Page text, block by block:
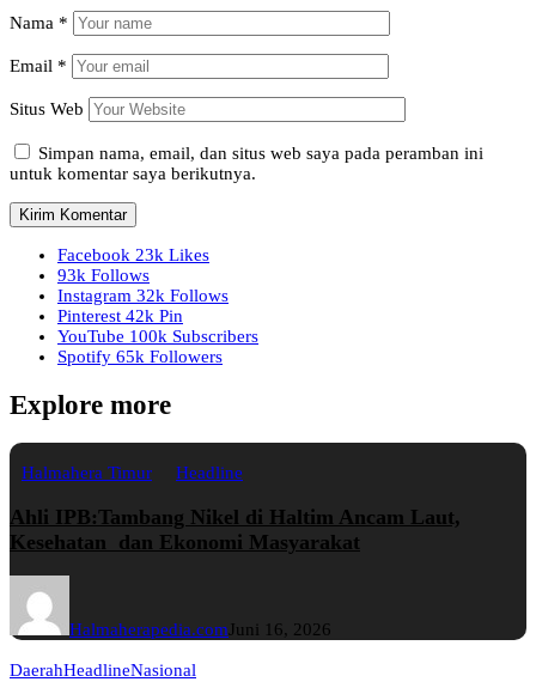
Nama *
Email *
Situs Web
Simpan nama, email, dan situs web saya pada peramban ini
untuk komentar saya berikutnya.
Facebook 23k Likes
93k Follows
Instagram 32k Follows
Pinterest 42k Pin
YouTube 100k Subscribers
Spotify 65k Followers
Explore more
Halmahera Timur Headline
Ahli IPB:Tambang Nikel di Haltim Ancam Laut,
Kesehatan dan Ekonomi Masyarakat
Halmaherapedia.comJuni 16, 2026
DaerahHeadlineNasional